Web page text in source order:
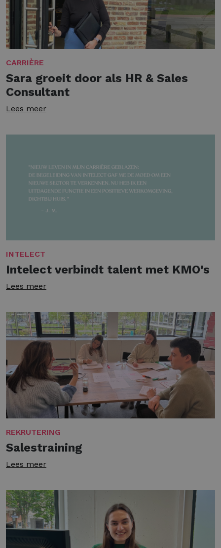
CARRIÈRE
Sara groeit door als HR & Sales
Consultant
Lees meer
INTELECT
Intelect verbindt talent met KMO's
Lees meer
REKRUTERING
Salestraining
Lees meer